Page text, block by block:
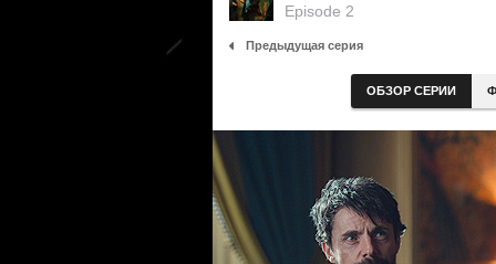
Episode 2
Предыдущая серия
ОБЗОР СЕРИИ